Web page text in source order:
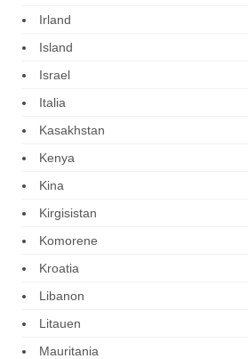
Irland
Island
Israel
Italia
Kasakhstan
Kenya
Kina
Kirgisistan
Komorene
Kroatia
Libanon
Litauen
Mauritania